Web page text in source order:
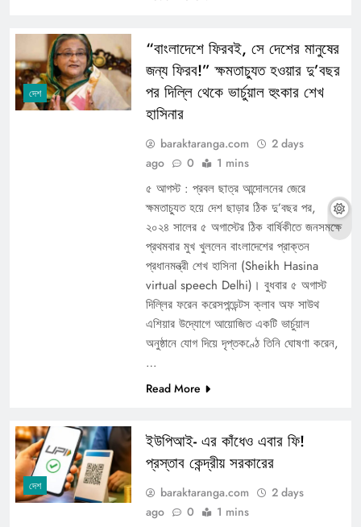
দেশ
“বাংলাদেশে ফিরবই, সে দেশের মানুষের
জন্য ফিরব!” ক্ষমতাচ্যুত হওয়ার দু’বছর
পর দিল্লি থেকে ভার্চুয়াল হুংকার শেখ
হাসিনার
baraktaranga.com
2 days
ago
0 1 mins
৫ আগস্ট : প্রবল ছাত্র আন্দোলনের জেরে
ক্ষমতাচ্যুত হয়ে দেশ ছাড়ার ঠিক দু’বছর পর,
২০২৪ সালের ৫ অগাস্টের ঠিক বার্ষিকীতে জনসমক্ষে
প্রথমবার মুখ খুললেন বাংলাদেশের প্রাক্তন
প্রধানমন্ত্রী শেখ হাসিনা (Sheikh Hasina
virtual speech Delhi)। বুধবার ৫ অগাস্ট
দিল্লির ফরেন করেসপন্ডেন্টস ক্লাব অফ সাউথ
এশিয়ার উদ্যোগে আয়োজিত একটি ভার্চুয়াল
অনুষ্ঠানে যোগ দিয়ে দৃপ্তকণ্ঠে তিনি ঘোষণা করেন,
…
Read More
দেশ
ইউপিআই- এর কাঁধেও এবার ফি!
প্রস্তাব কেন্দ্রীয় সরকারের
baraktaranga.com
2 days
ago
0 1 mins